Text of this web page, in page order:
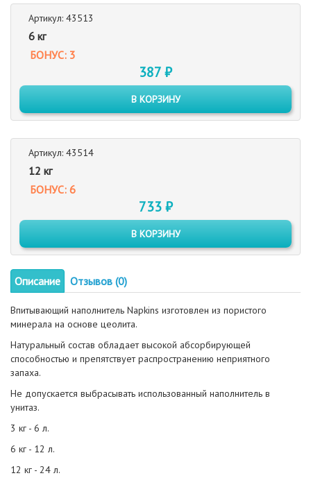
Артикул: 43513
6 кг
БОНУС: 3
387 ₽
В КОРЗИНУ
Артикул: 43514
12 кг
БОНУС: 6
733 ₽
В КОРЗИНУ
Описание Отзывов (0)
Впитывающий наполнитель Napkins изготовлен из пористого
минерала на основе цеолита.
Натуральный состав обладает высокой абсорбирующей
способностью и препятствует распространению неприятного
запаха.
Не допускается выбрасывать использованный наполнитель в
унитаз.
3 кг - 6 л.
6 кг - 12 л.
12 кг - 24 л.